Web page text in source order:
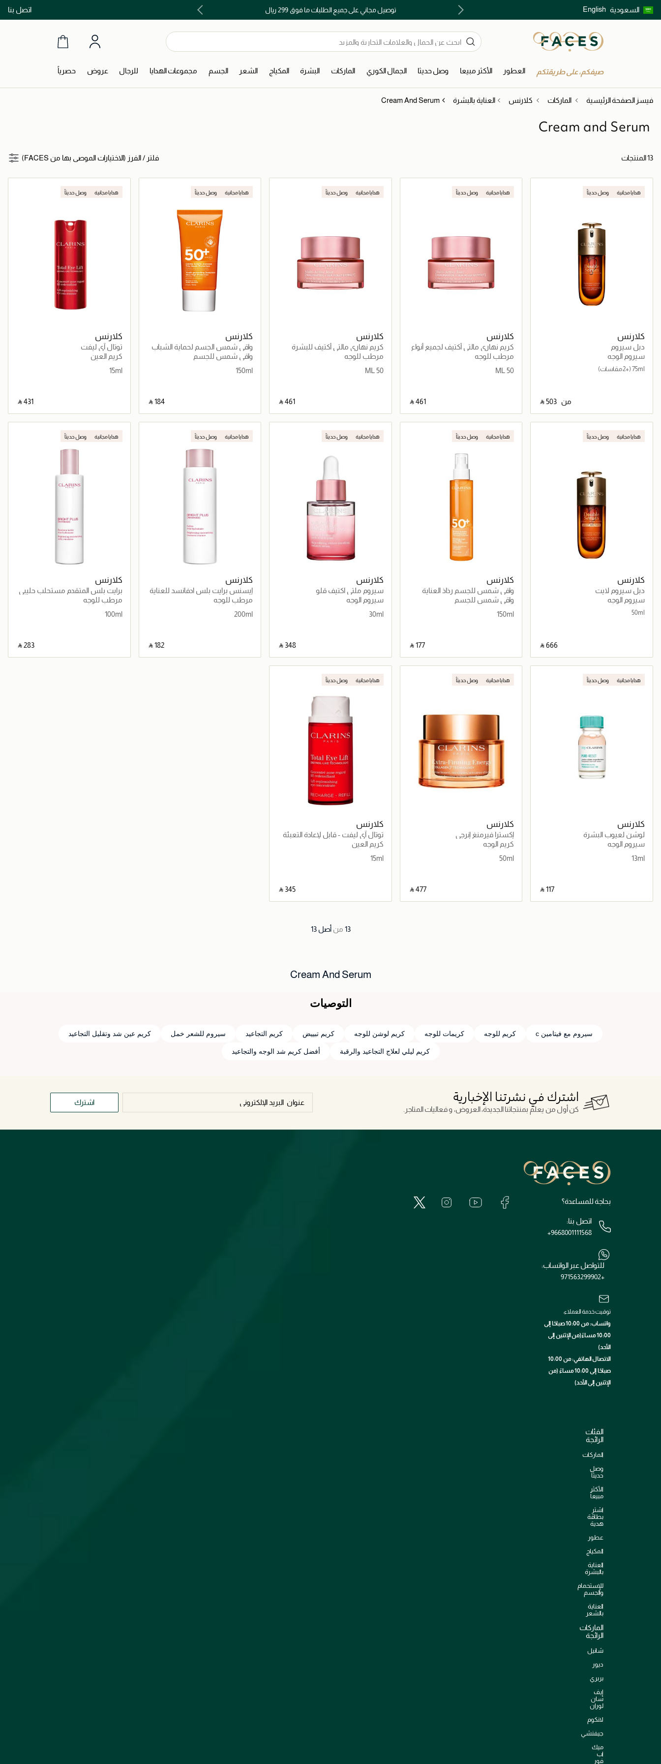
السعودية English اتصل بنااشتري الآن و ادفع لاحقاً مع تابي و تمارا! توصيل مجاني على جميع الطلبات ما فوق 299 ريال اكتشفوا خدمات الجمال المختارة بعناية
صيفكم، على طريقتكم العطور الأكثر مبيعا وصل حديثا الجمال الكوري الماركات البشرة المكياج الشعر الجسم مجموعات الهدايا للرجال عروض حصرياً
فيسز الصفحة الرئيسية الماركات كلارنس العناية بالبشرة Cream And Serum
Cream and Serum
13 المنتجات فلتر /الفرز (الاختيارات الموصى بها من FACES)
هدايا مجانية وصل حديثاً
كلارنس
دبل سيروم
سيروم الوجه
75ml (+2 مقاسات)
من ‎ ⃁ ⁦503⁩ ‎
جاري تحميل التفاصيل
هدايا مجانية وصل حديثاً
كلارنس
كريم نهاري مالتي أكتيف لجميع أنواع
البشرة
مرطب للوجه
50 ML
‎ ⃁ ⁦461⁩ ‎
جاري تحميل التفاصيل
هدايا مجانية وصل حديثاً
كلارنس
كريم نهاري مالتي أكتيف للبشرة
الجافة
مرطب للوجه
50 ML
‎ ⃁ ⁦461⁩ ‎
جاري تحميل التفاصيل
هدايا مجانية وصل حديثاً
كلارنس
واقي شمس الجسم لحماية الشباب
SPF50+
واقي شمس للجسم
150ml
‎ ⃁ ⁦184⁩ ‎
جاري تحميل التفاصيل
هدايا مجانية وصل حديثاً
كلارنس
توتال آي ليفت
كريم العين
15ml
‎ ⃁ ⁦431⁩ ‎
جاري تحميل التفاصيل
هدايا مجانية وصل حديثاً
كلارنس
دبل سيروم لايت
سيروم الوجه
50ml
‎ ⃁ ⁦666⁩ ‎
جاري تحميل التفاصيل
هدايا مجانية وصل حديثاً
كلارنس
واقي شمس للجسم رذاذ العناية
الشمسية المتوهجة بعامل حماية
عالي جدًا SPF 50+
واقي شمس للجسم
150ml
‎ ⃁ ⁦177⁩ ‎
جاري تحميل التفاصيل
هدايا مجانية وصل حديثاً
كلارنس
سيروم ملتي اكتيف قلو
سيروم الوجه
30ml
‎ ⃁ ⁦348⁩ ‎
جاري تحميل التفاصيل
هدايا مجانية وصل حديثاً
كلارنس
إيسنس برايت بلس ادفانسد للعناية
بالبشرة
مرطب للوجه
200ml
‎ ⃁ ⁦182⁩ ‎
هدايا مجانية وصل حديثاً
كلارنس
برايت بلس المتقدم مستحلب حليبي
مرطب للوجه
100ml
‎ ⃁ ⁦283⁩ ‎
هدايا مجانية وصل حديثاً
كلارنس
لوشن لعيوب البشرة
سيروم الوجه
13ml
‎ ⃁ ⁦117⁩ ‎
هدايا مجانية وصل حديثاً
كلارنس
إكسترا فيرمنغ إنرجي
كريم الوجه
50ml
‎ ⃁ ⁦477⁩ ‎
هدايا مجانية وصل حديثاً
كلارنس
توتال آي ليفت - قابل لإعادة التعبئة
كريم العين
15ml
‎ ⃁ ⁦345⁩ ‎
13 من أصل 13
Cream And Serum
التوصيات
سيروم مع فيتامين c كريم للوجه كريمات للوجه كريم لوشن للوجه كريم تبييض كريم التجاعيد سيروم للشعر خمل كريم عين شد وتقليل التجاعيد
كريم ليلي لعلاج التجاعيد والرقبة أفضل كريم شد الوجه والتجاعيد
اشترك في نشرتنا الإخبارية
كن أول من يعلم بمنتجاتنا الجديدة، العروض، و فعاليات المتاجر.
اشترك
بحاجة للمساعدة؟
اتصل بنا:
+9668001111568
للتواصل عبر الواتساب:
+971563299902
توقيت خدمة العملاء:
واتساب: من 10:00 صباحًا إلى
10:00 مساءً(من الإثنين إلى
الأحد)
الاتصال الهاتفي: من 10:00
صباحًا إلى 10:00 مساءً (من
الإثنين إلى الأحد)
الفئات
الرائجة
الماركات
وصل
حديثاً
الأكثر
مبيعاً
اشترِ
بطاقة
هدية
عطور
المكياج
العناية
بالبشرة
للإستحمام
والجسم
العناية
بالشعر
الماركات
الرائجة
شانيل
ديور
بربري
إيف
سان
لوران
لانكوم
جيفنشي
ميك
اب
فور